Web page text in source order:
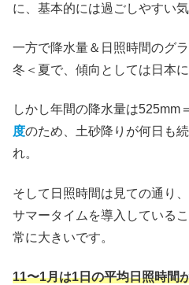
に、基本的には過ごしやすい
一方で降水量＆日照時間のグ
冬＜夏で、傾向としては日本に
しかし年間の降水量は525mm＝
度のため、土砂降りが何日も
れ。
そして日照時間は見ての通り
サマータイムを導入している
常に大きいです。
11〜1月は1日の平均日照時間